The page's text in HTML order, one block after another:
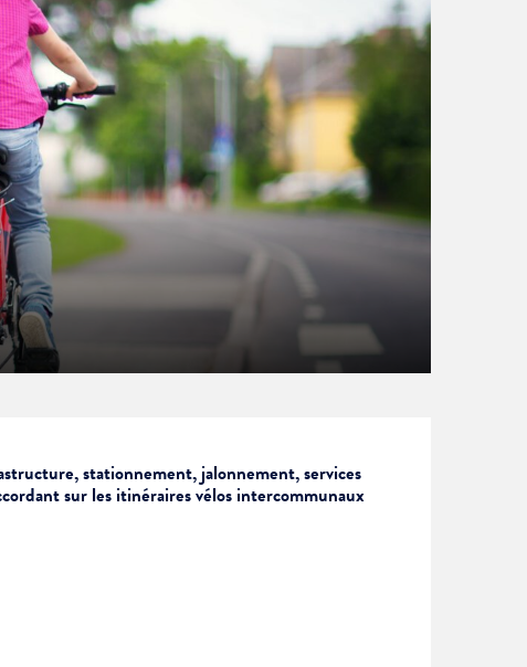
stationnement, jalonnement, services
sur les itinéraires vélos intercommunaux